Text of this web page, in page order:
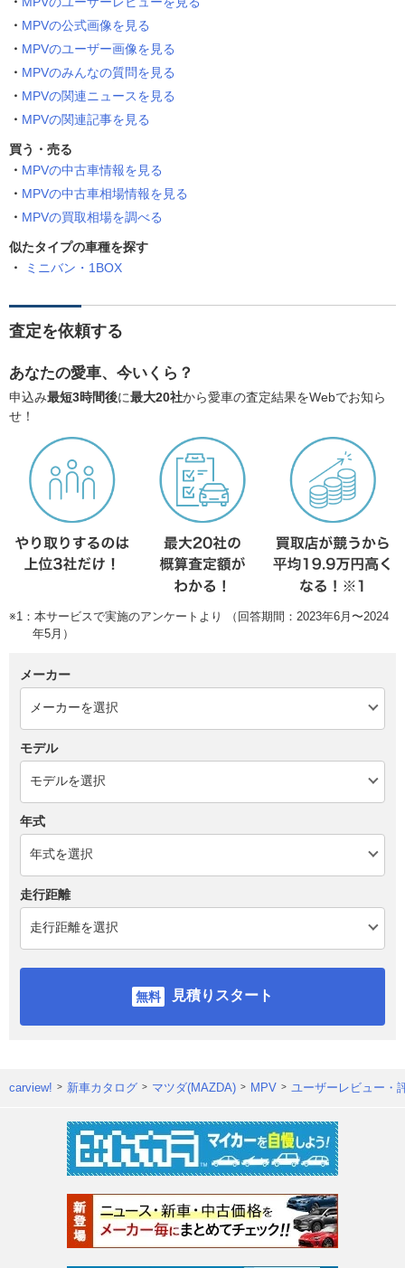
MPVの公式画像を見る
MPVのユーザー画像を見る
MPVのみんなの質問を見る
MPVの関連ニュースを見る
MPVの関連記事を見る
買う・売る
MPVの中古車情報を見る
MPVの中古車相場情報を見る
MPVの買取相場を調べる
似たタイプの車種を探す
ミニバン・1BOX
査定を依頼する
あなたの愛車、今いくら？
申込み最短3時間後に最大20社から愛車の査定結果をWebでお知ら
せ！
※1：本サービスで実施のアンケートより （回答期間：2023年6月〜2024
年5月）
メーカー
モデル
年式
走行距離
見積りスタート
carview! 新車カタログ マツダ(MAZDA) MPV ユーザーレビュー・